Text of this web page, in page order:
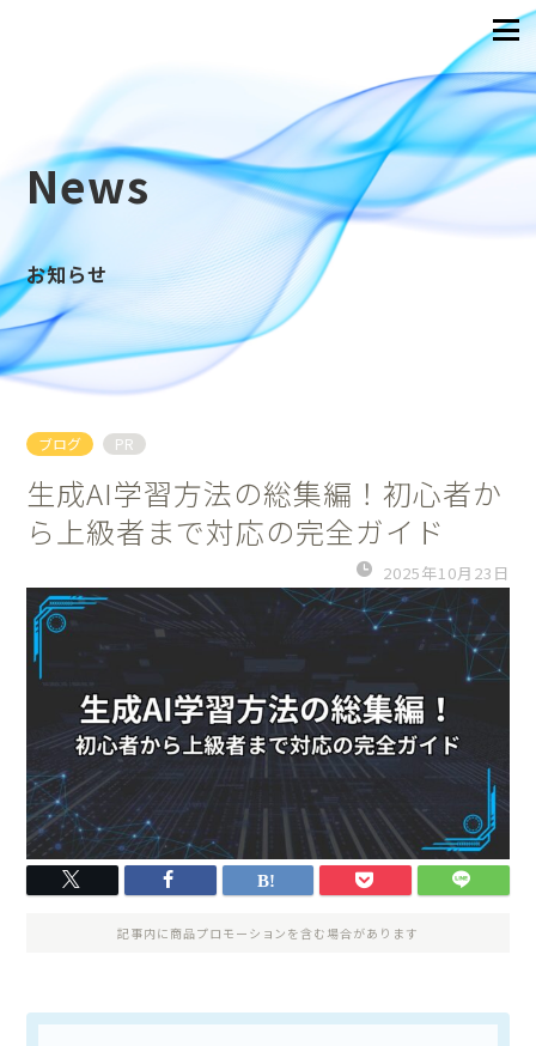
News
お知らせ
ブログ PR
生成AI学習方法の総集編！初心者か
ら上級者まで対応の完全ガイド
2025年10月23日
記事内に商品プロモーションを含む場合があります